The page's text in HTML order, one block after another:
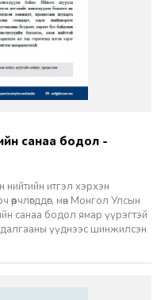
нийтийн итгэл хэрхэн
мөн Монгол Улсын
санаа бодол ямар үүрэгтэй
үүднээс шинжилсэн